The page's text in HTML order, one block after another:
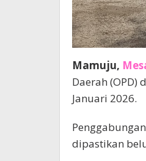
Mamuju,
Daerah
Januari 2026.
dipastikan